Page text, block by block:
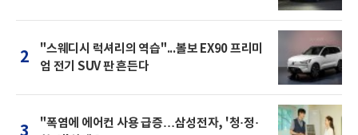
2
"스웨디시 럭셔리의 역습"...볼보 EX90 프리미
엄 전기 SUV 판 흔든다
"폭염에 에어컨 사용 급증…삼성전자, '청·정·